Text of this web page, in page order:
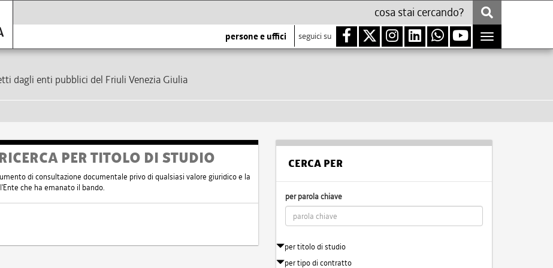
persone e uffici seguici su
Toggle
navigation
dagli enti pubblici del Friuli Venezia Giulia
PER TITOLO DI STUDIO
di consultazione documentale privo di qualsiasi valore giuridico e la
che ha emanato il bando.
CERCA PER
per parola chiave
per titolo di studio
per tipo di contratto